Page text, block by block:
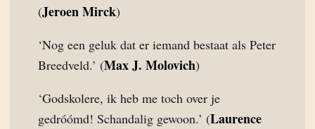
(Jeroen Mirck)
‘Nog een geluk dat er iemand bestaat als Peter
Breedveld.’ (Max J. Molovich)
‘Godskolere, ik heb me toch over je
gedróómd! Schandalig gewoon.’ (Laurence